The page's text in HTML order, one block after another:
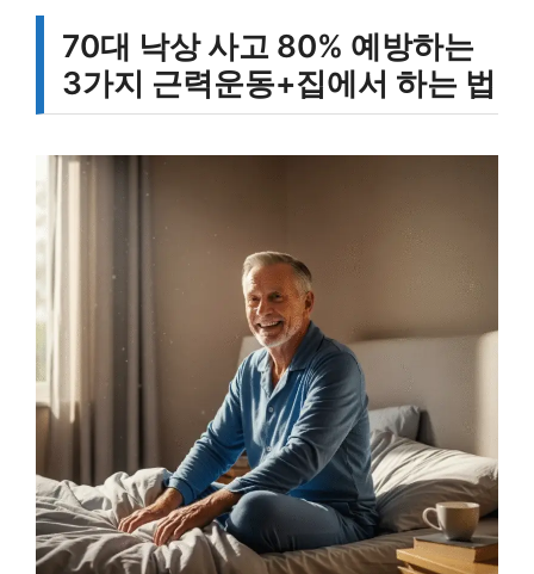
70대 낙상 사고 80% 예방하는
3가지 근력운동+집에서 하는 법